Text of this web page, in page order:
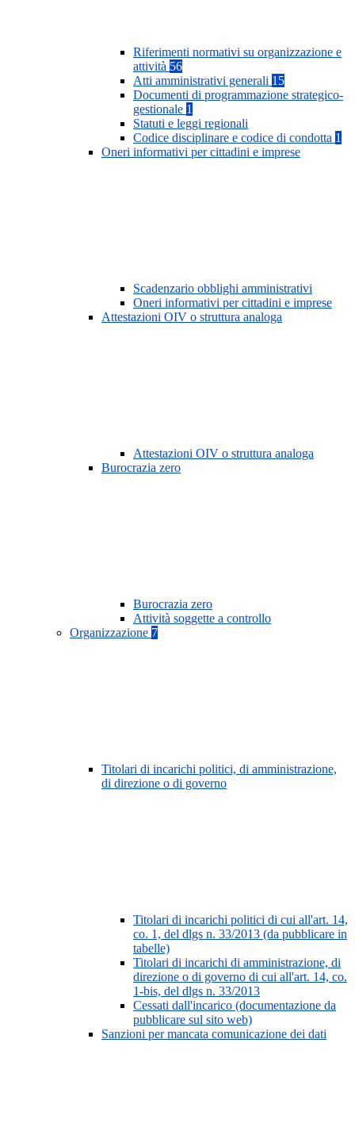
Riferimenti normativi su organizzazione e
attività 56
Atti amministrativi generali 15
Documenti di programmazione strategico-
gestionale 1
Statuti e leggi regionali
Codice disciplinare e codice di condotta 1
Oneri informativi per cittadini e imprese
Scadenzario obblighi amministrativi
Oneri informativi per cittadini e imprese
Attestazioni OIV o struttura analoga
Attestazioni OIV o struttura analoga
Burocrazia zero
Burocrazia zero
Attività soggette a controllo
Organizzazione 7
Titolari di incarichi politici, di amministrazione,
di direzione o di governo
Titolari di incarichi politici di cui all'art. 14,
co. 1, del dlgs n. 33/2013 (da pubblicare in
tabelle)
Titolari di incarichi di amministrazione, di
direzione o di governo di cui all'art. 14, co.
1-bis, del dlgs n. 33/2013
Cessati dall'incarico (documentazione da
pubblicare sul sito web)
Sanzioni per mancata comunicazione dei dati